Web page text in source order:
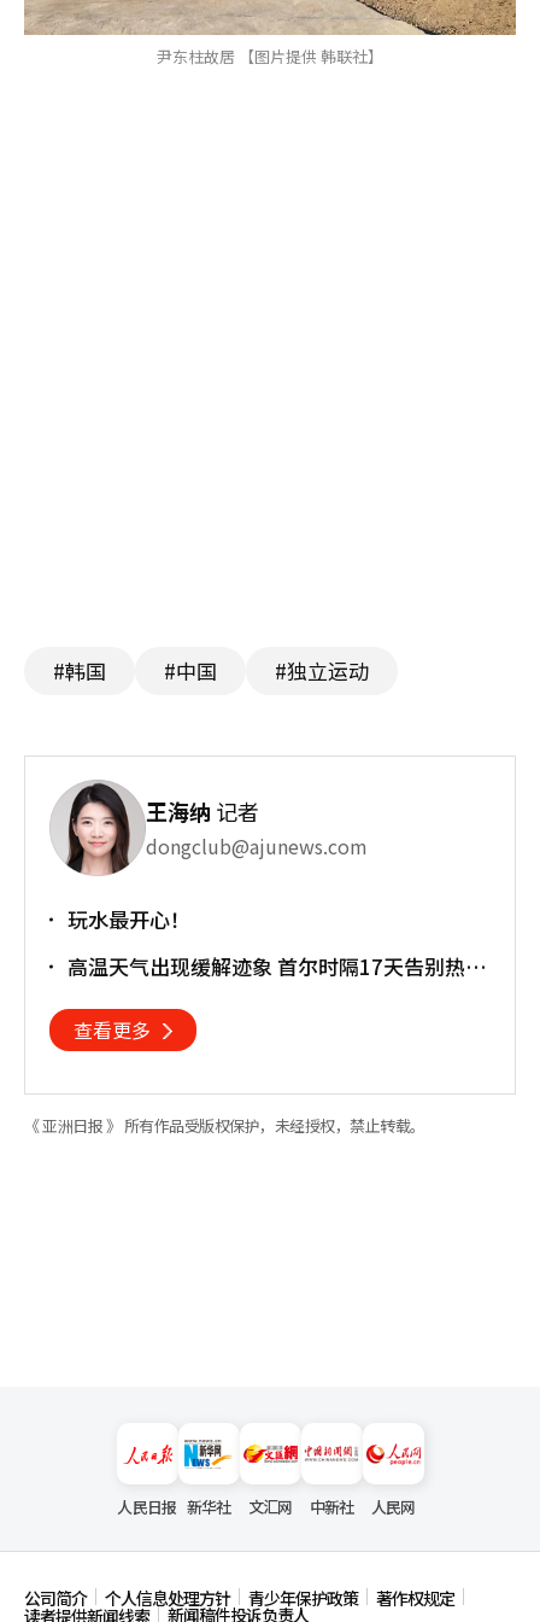
尹东柱故居 【图片提供 韩联社】
#韩国 #中国 #独立运动
王海纳 记者
dongclub@ajunews.com
玩水最开心！
高温天气出现缓解迹象 首尔时隔17天告别热带
查看更多
《 亚洲日报 》 所有作品受版权保护，未经授权，禁止转载。
人民日报 新华社 文汇网 中新社 人民网
公司简介 个人信息处理方针 青少年保护政策 著作权规定
读者提供新闻线索 新闻稿件投诉负责人